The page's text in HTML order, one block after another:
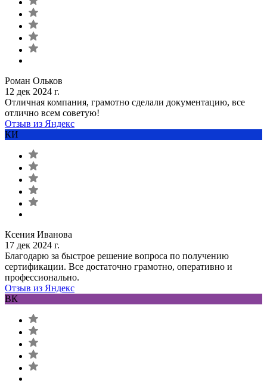
Роман Ольков
12 дек 2024 г.
Отличная компания, грамотно сделали документацию, все
отлично всем советую!
Отзыв из Яндекс
КИ
Ксения Иванова
17 дек 2024 г.
Благодарю за быстрое решение вопроса по получению
сертификации. Все достаточно грамотно, оперативно и
профессионально.
Отзыв из Яндекс
ВК